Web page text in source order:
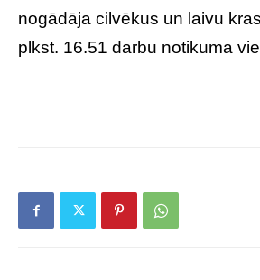
nogādāja cilvēkus un laivu
plkst. 16.51 darbu notikuma